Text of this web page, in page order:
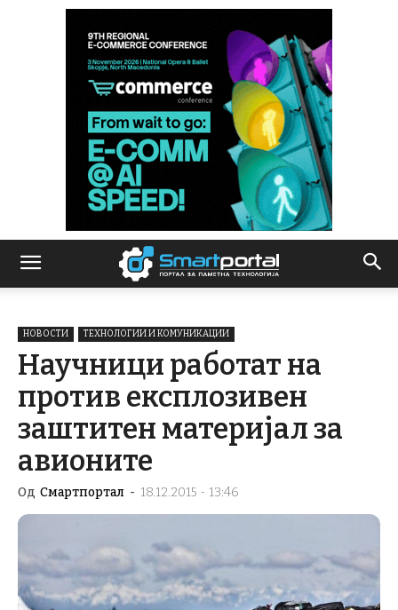
НОВОСТИ ТЕХНОЛОГИИ И КОМУНИКАЦИИ
Научници работат на
против експлозивен
заштитен материјал за
авионите
Од Смартпортал - 18.12.2015 - 13:46